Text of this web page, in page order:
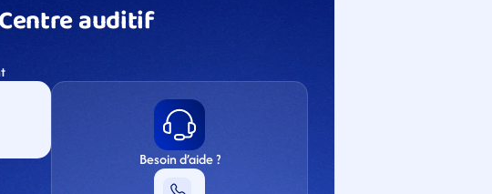
auditif
Besoin d’aide ?